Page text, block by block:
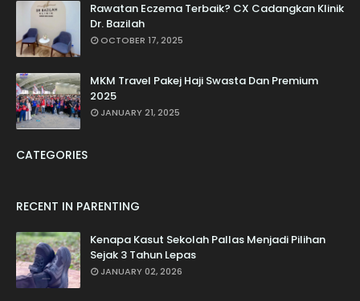
Rawatan Eczema Terbaik? CX Cadangkan Klinik
Dr. Bazilah
OCTOBER 17, 2025
MKM Travel Pakej Haji Swasta Dan Premium
2025
JANUARY 21, 2025
CATEGORIES
RECENT IN PARENTING
Kenapa Kasut Sekolah Pallas Menjadi Pilihan
Sejak 3 Tahun Lepas
JANUARY 02, 2026